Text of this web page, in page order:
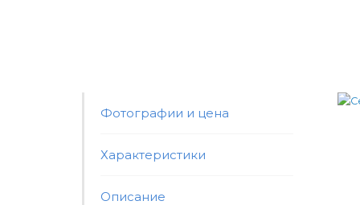
Фотографии и цена
Характеристики
Описание